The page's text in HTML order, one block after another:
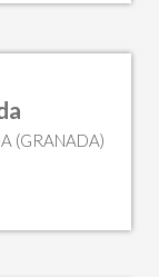
(GRANADA)